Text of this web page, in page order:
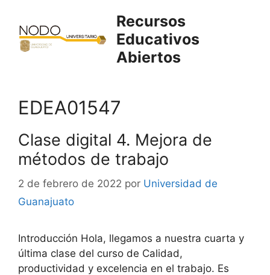
contenido
Recursos
Educativos
Abiertos
EDEA01547
Clase digital 4. Mejora de
métodos de trabajo
2 de febrero de 2022 por Universidad de
Guanajuato
Introducción Hola, llegamos a nuestra cuarta y
última clase del curso de Calidad,
productividad y excelencia en el trabajo. Es